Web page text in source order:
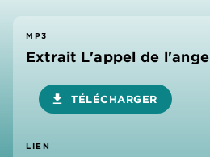
MP3
Extrait L'appel de l'ange
download TÉLÉCHARGER
LIEN